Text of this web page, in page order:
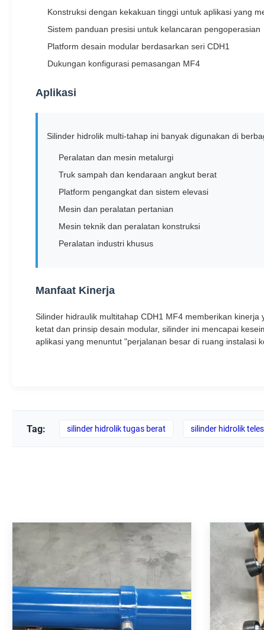
Konstruksi dengan kekakuan tinggi untuk aplikasi yang
Sistem panduan presisi untuk kelancaran pengoperasian
Platform desain modular berdasarkan seri CDH1
Dukungan konfigurasi pemasangan MF4
Aplikasi
Silinder hidrolik multi-tahap ini banyak digunakan di
Peralatan dan mesin metalurgi
Truk sampah dan kendaraan angkut berat
Platform pengangkat dan sistem elevasi
Mesin dan peralatan pertanian
Mesin teknik dan peralatan konstruksi
Peralatan industri khusus
Manfaat Kinerja
Silinder hidraulik multitahap CDH1 MF4 memberikan
ketat dan prinsip desain modular, silinder ini mencapai
aplikasi yang menuntut "perjalanan besar di ruang instalasi
Tag: silinder hidrolik tugas berat silinder hidrolik
Telescopic Hydraulic Cylinder
Dengan Tekanan Nominal 250
Bar Hard Chrome Plated Dan
MT4 Trunnion Mounting
Bar
Untuk